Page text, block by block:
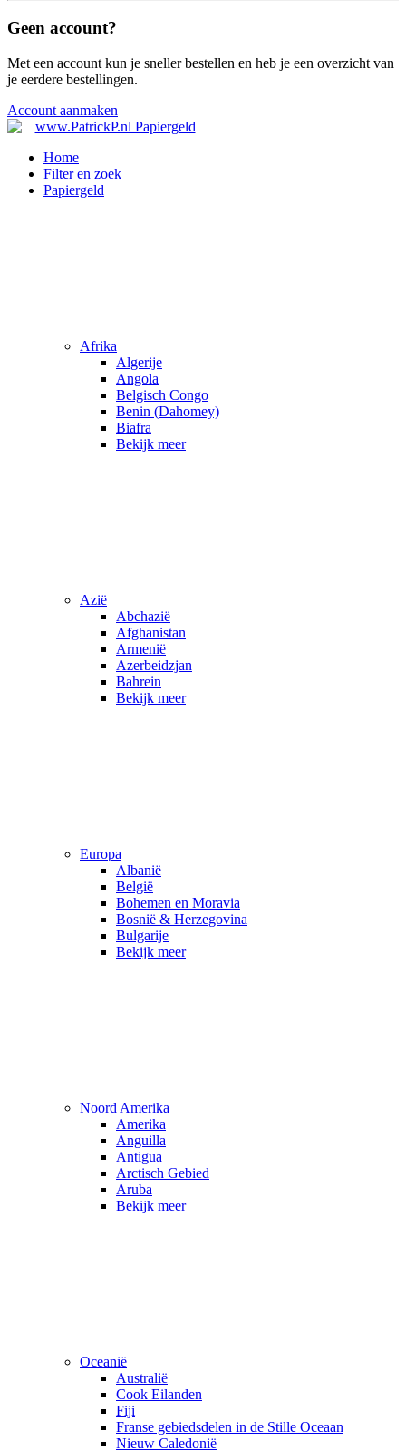
Geen account?
Met een account kun je sneller bestellen en heb je een overzicht van
je eerdere bestellingen.
Account aanmaken
Home
Filter en zoek
Papiergeld
Afrika
Algerije
Angola
Belgisch Congo
Benin (Dahomey)
Biafra
Bekijk meer
Azië
Abchazië
Afghanistan
Armenië
Azerbeidzjan
Bahrein
Bekijk meer
Europa
Albanië
België
Bohemen en Moravia
Bosnië & Herzegovina
Bulgarije
Bekijk meer
Noord Amerika
Amerika
Anguilla
Antigua
Arctisch Gebied
Aruba
Bekijk meer
Oceanië
Australië
Cook Eilanden
Fiji
Franse gebiedsdelen in de Stille Oceaan
Nieuw Caledonië